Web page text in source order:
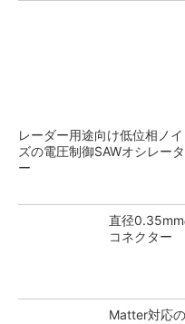
レーダー用途向け低位相ノイ
ズの電圧制御SAWオシレータ
ー
直径0.35mm
コネクター
Matter対応